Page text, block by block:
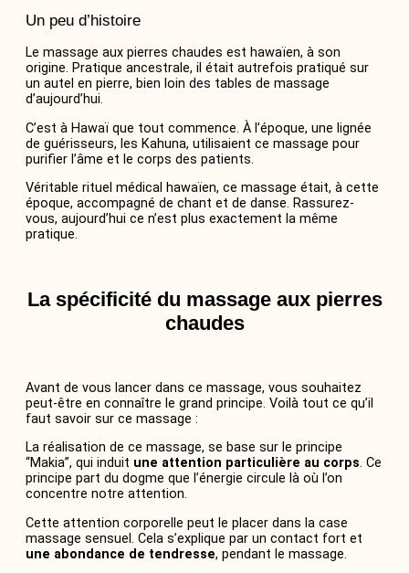
Un peu d’histoire
Le massage aux pierres chaudes est hawaïen, à son
origine. Pratique ancestrale, il était autrefois pratiqué sur
un autel en pierre, bien loin des tables de massage
d’aujourd’hui.
C’est à Hawaï que tout commence. À l’époque, une lignée
de guérisseurs, les Kahuna, utilisaient ce massage pour
purifier l’âme et le corps des patients.
Véritable rituel médical hawaïen, ce massage était, à cette
époque, accompagné de chant et de danse. Rassurez-
vous, aujourd’hui ce n’est plus exactement la même
pratique.
La spécificité du massage aux pierres
chaudes
Avant de vous lancer dans ce massage, vous souhaitez
peut-être en connaître le grand principe. Voilà tout ce qu’il
faut savoir sur ce massage :
La réalisation de ce massage, se base sur le principe
“Makia”, qui induit une attention particulière au corps. Ce
principe part du dogme que l’énergie circule là où l’on
concentre notre attention.
Cette attention corporelle peut le placer dans la case
massage sensuel. Cela s’explique par un contact fort et
une abondance de tendresse, pendant le massage.